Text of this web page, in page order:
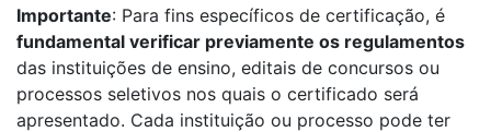
Importante: Para fins específicos de certificação, é
fundamental verificar previamente os regulamentos
das instituições de ensino, editais de concursos ou
processos seletivos nos quais o certificado será
apresentado. Cada instituição ou processo pode ter